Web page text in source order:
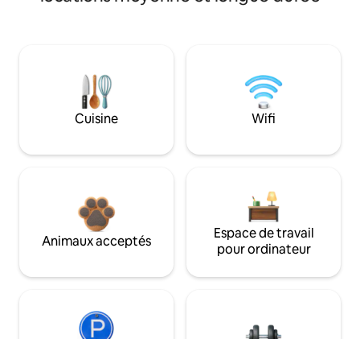
Cuisine Wifi
Animaux acceptés
Espace de travail
pour ordinateur